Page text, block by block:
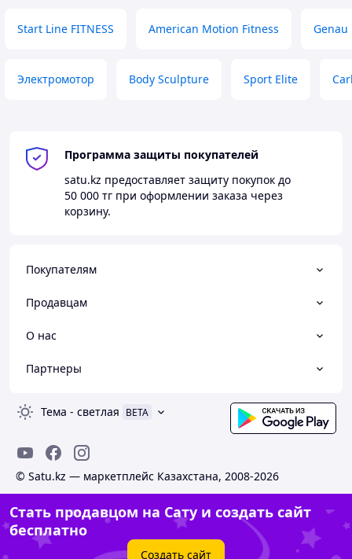
Start Line FITNESS American Motion Fitness Genau
Электромотор Body Sculpture Sport Elite
Программа защиты покупателей
satu.kz предоставляет защиту покупок до
50 000 тг при оформлении заказа через
корзину.
Покупателям
Продавцам
О нас
Партнеры
Тема - светлая BETA
© Satu.kz — маркетплейс Казахстана, 2008-2026
Стать продавцом на Сату и создать сайт
бесплатно
Создать сайт